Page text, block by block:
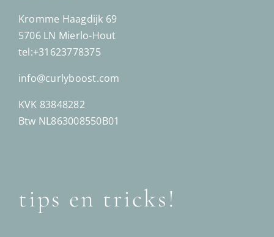
Kromme Haagdijk 69
5706 LN Mierlo-Hout
tel:+31623778375
info@curlyboost.com
KVK 83848282
Btw NL863008550B01
tips en tricks!